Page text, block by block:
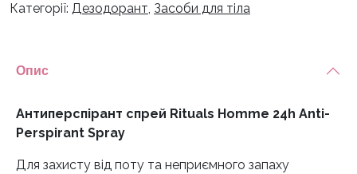
Perspirant
Категорії: Дезодорант, Засоби для тіла
Опис
Антиперспірант спрей Rituals Homme 24h Anti-
Perspirant Spray
Для захисту від поту та неприємного запаху